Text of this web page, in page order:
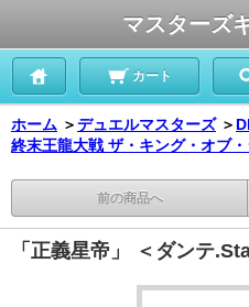
マスターズ
カート
ホーム ＞デュエルマスターズ ＞
終末王龍大戦 ザ・キング・オブ
前の商品へ
「正義星帝」 ＜ダンテ